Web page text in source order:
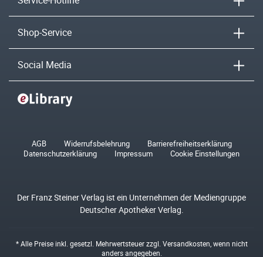
Shop-Service
Social Media
AGB Widerrufsbelehrung
Barrierefreiheitserklärung
Datenschutzerklärung
Impressum Cookie Einstellungen
Der Franz Steiner Verlag ist ein Unternehmen der Mediengruppe
Deutscher Apotheker Verlag.
* Alle Preise inkl. gesetzl. Mehrwertsteuer zzgl. Versandkosten , wenn nicht
anders angegeben.